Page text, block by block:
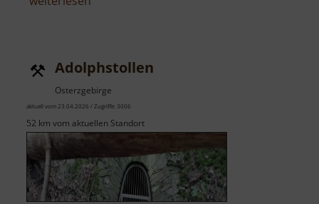
Adolphstollen
Osterzgebirge
aktuell vom 23.04.2026 / Zugriffe: 3006
52 km vom aktuellen Standort